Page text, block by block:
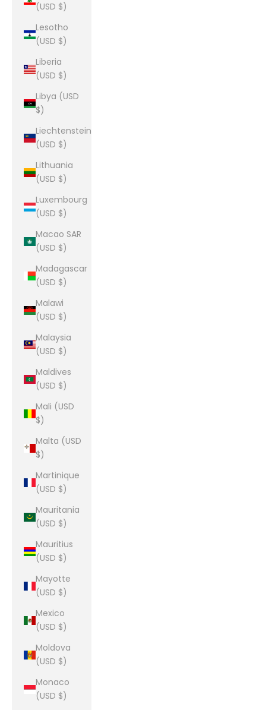
(USD $)
Lesotho
(USD $)
Liberia
(USD $)
Libya (USD
$)
Liechtenstein
(USD $)
Lithuania
(USD $)
Luxembourg
(USD $)
Macao SAR
(USD $)
Madagascar
(USD $)
Malawi
(USD $)
Malaysia
(USD $)
Maldives
(USD $)
Mali (USD
$)
Malta (USD
$)
Martinique
(USD $)
Mauritania
(USD $)
Mauritius
(USD $)
Mayotte
(USD $)
Mexico
(USD $)
Moldova
(USD $)
Monaco
(USD $)